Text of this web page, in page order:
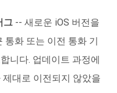
그 -- 새로운 iOS 버전을
통화 또는 이전 통화 기
니다. 업데이트 과정에
대로 이전되지 않았을